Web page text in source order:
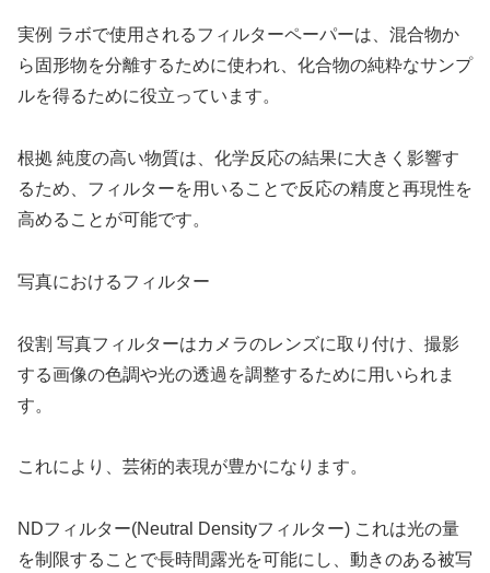
実例 ラボで使用されるフィルターペーパーは、混合物か
ら固形物を分離するために使われ、化合物の純粋なサンプ
ルを得るために役立っています。
根拠 純度の高い物質は、化学反応の結果に大きく影響す
るため、フィルターを用いることで反応の精度と再現性を
高めることが可能です。
写真におけるフィルター
役割 写真フィルターはカメラのレンズに取り付け、撮影
する画像の色調や光の透過を調整するために用いられま
す。
これにより、芸術的表現が豊かになります。
NDフィルター(Neutral Densityフィルター) これは光の量
を制限することで長時間露光を可能にし、動きのある被写